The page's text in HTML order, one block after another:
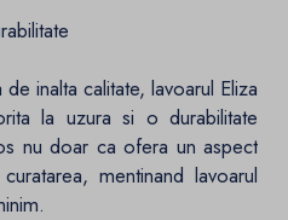
inalta calitate, lavoarul Eliza
la uzura si o durabilitate
nu doar ca ofera un aspect
mentinand lavoarul